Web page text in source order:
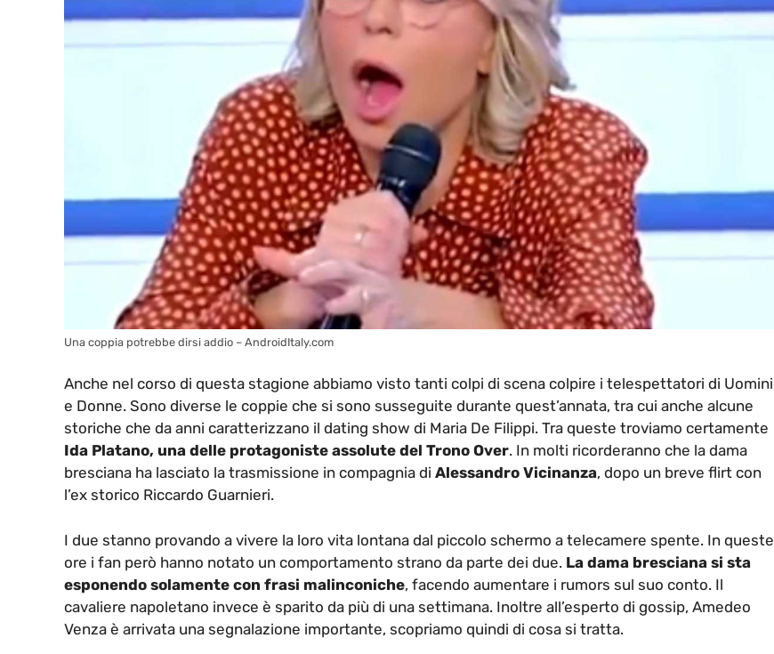
Una coppia potrebbe dirsi addio – AndroidItaly.com
Anche nel corso di questa stagione abbiamo visto tanti colpi di scena colpire i telespettatori di Uomini
e Donne. Sono diverse le coppie che si sono susseguite durante quest’annata, tra cui anche alcune
storiche che da anni caratterizzano il dating show di Maria De Filippi. Tra queste troviamo certamente
Ida Platano, una delle protagoniste assolute del Trono Over. In molti ricorderanno che la dama
bresciana ha lasciato la trasmissione in compagnia di Alessandro Vicinanza, dopo un breve flirt con
l’ex storico Riccardo Guarnieri.
I due stanno provando a vivere la loro vita lontana dal piccolo schermo a telecamere spente. In queste
ore i fan però hanno notato un comportamento strano da parte dei due. La dama bresciana si sta
esponendo solamente con frasi malinconiche, facendo aumentare i rumors sul suo conto. Il
cavaliere napoletano invece è sparito da più di una settimana. Inoltre all’esperto di gossip, Amedeo
Venza è arrivata una segnalazione importante, scopriamo quindi di cosa si tratta.